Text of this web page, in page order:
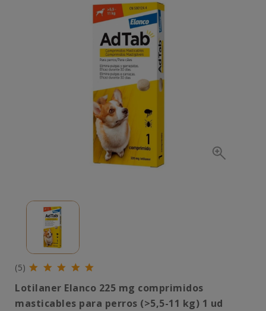
(5)
Lotilaner Elanco 225 mg comprimidos
masticables para perros (>5,5-11 kg) 1 ud